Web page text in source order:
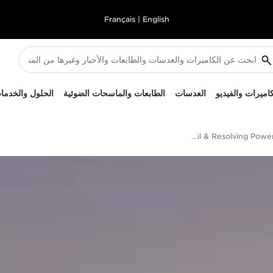
English
Français
والفيديو العدسات الطابعات والماسحات الضوئية الحلول
High Resolution Detail & Resolving Power - EOS R